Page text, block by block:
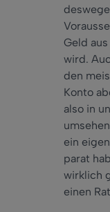
Geld
wird.
den
Konto
also in
ein
parat
wirklich
einen